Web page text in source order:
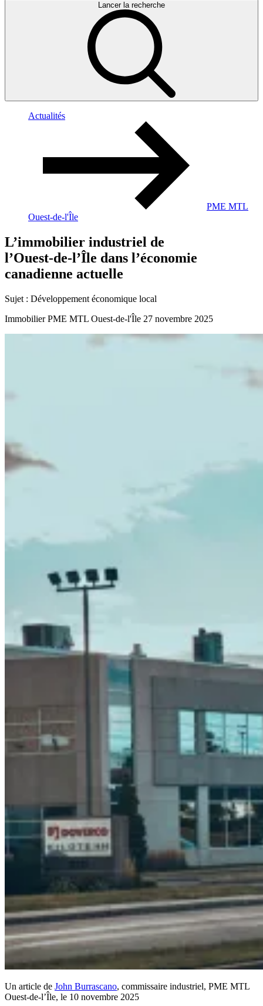
Lancer la recherche
Actualités
PME MTL
Ouest-de-l'Île
L’immobilier industriel de
l’Ouest-de-l’Île dans l’économie
canadienne actuelle
Sujet : Développement économique local
Immobilier PME MTL Ouest-de-l'Île 27 novembre 2025
Un article de John Burrascano, commissaire industriel, PME MTL
Ouest-de-l’Île, le 10 novembre 2025